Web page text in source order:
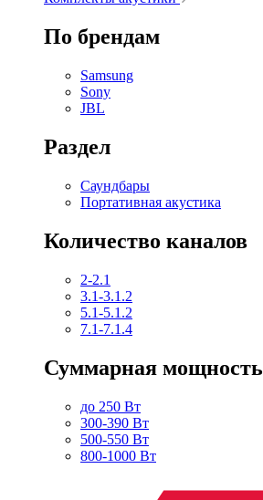
По брендам
Samsung
Sony
JBL
Раздел
Саундбары
Портативная акустика
Количество каналов
2-2.1
3.1-3.1.2
5.1-5.1.2
7.1-7.1.4
Суммарная мощность
до 250 Вт
300-390 Вт
500-550 Вт
800-1000 Вт